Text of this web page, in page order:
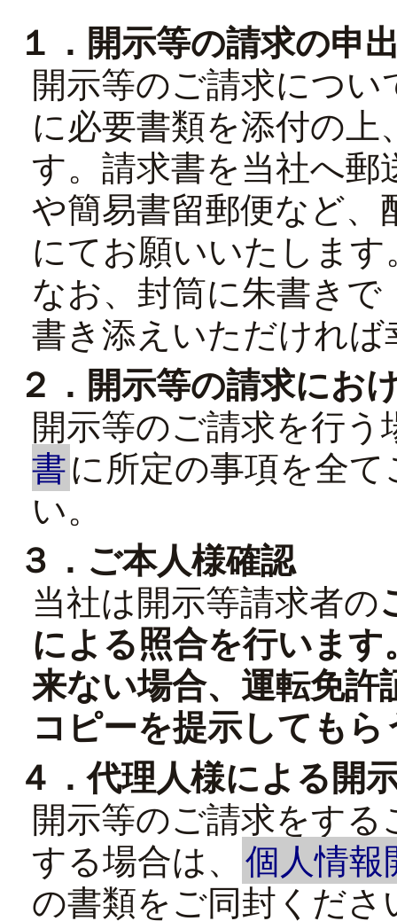
１．開示等の請求の申
開示等のご請求につい
に必要書類を添付の
す。請求書を当社へ郵
や簡易書留郵便など、
にてお願いいたします
なお、封筒に朱書き
書き添えいただければ
２．開示等の請求にお
開示等のご請求を行う
書に所定の事項を全
い。
３．ご本人様確認
当社は開示等請求者の
による照合を行いま
来ない場合、運転免許
コピーを提示しても
４．代理人様による開
開示等のご請求をす
する場合は、 個人情報
の書類をご同封くださ